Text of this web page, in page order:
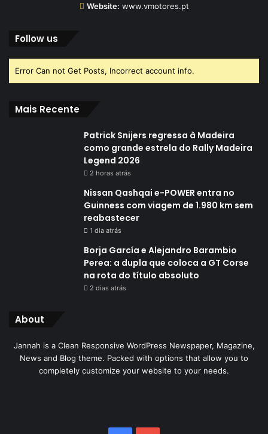
Website: www.vmotores.pt
Follow us
Error Can not Get Posts, Incorrect account info.
Mais Recente
Patrick Snijers regressa à Madeira
como grande estrela do Rally Madeira
Legend 2026
2 horas atrás
Nissan Qashqai e-POWER entra no
Guinness com viagem de 1.980 km sem
reabastecer
1 dia atrás
Borja García e Alejandro Barambio
Perea: a dupla que coloca a GT Corse
na rota do título absoluto
2 dias atrás
About
Jannah is a Clean Responsive WordPress Newspaper, Magazine,
News and Blog theme. Packed with options that allow you to
completely customize your website to your needs.